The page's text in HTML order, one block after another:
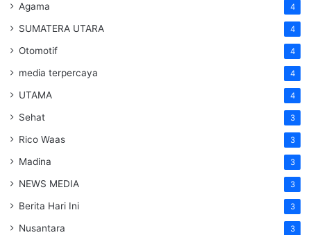
Agama 4
SUMATERA UTARA 4
Otomotif 4
media terpercaya 4
UTAMA 4
Sehat 3
Rico Waas 3
Madina 3
NEWS MEDIA 3
Berita Hari Ini 3
Nusantara 3